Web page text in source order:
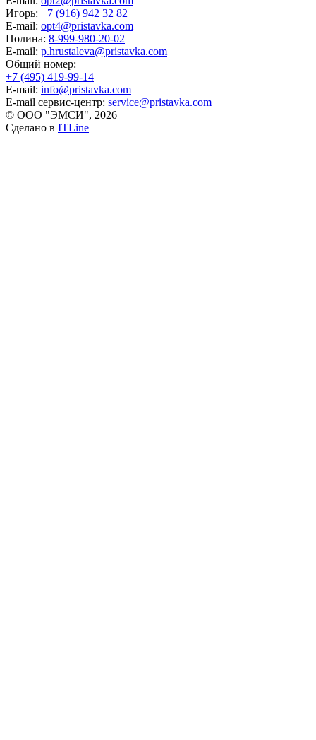
Игорь: +7 (916) 942 32 82
E-mail: opt4@pristavka.com
Полина: 8-999-980-20-02
E-mail: p.hrustaleva@pristavka.com
Общий номер:
+7 (495) 419-99-14
E-mail: info@pristavka.com
E-mail сервис-центр: service@pristavka.com
© ООО "ЭМСИ", 2026
Сделано в ITLine